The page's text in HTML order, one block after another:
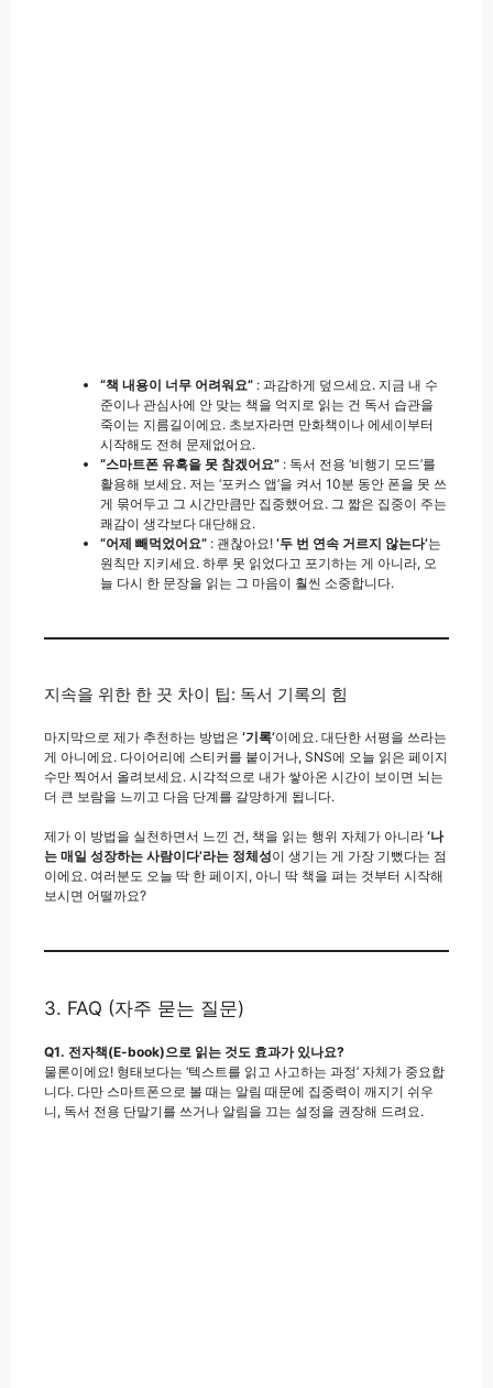
“책 내용이 너무 어려워요” : 과감하게 덮으세요. 지금 내 수
준이나 관심사에 안 맞는 책을 억지로 읽는 건 독서 습관을
죽이는 지름길이에요. 초보자라면 만화책이나 에세이부터
시작해도 전혀 문제없어요.
“스마트폰 유혹을 못 참겠어요” : 독서 전용 ‘비행기 모드’를
활용해 보세요. 저는 ‘포커스 앱’을 켜서 10분 동안 폰을 못 쓰
게 묶어두고 그 시간만큼만 집중했어요. 그 짧은 집중이 주는
쾌감이 생각보다 대단해요.
“어제 빼먹었어요” : 괜찮아요! ‘두 번 연속 거르지 않는다’는
원칙만 지키세요. 하루 못 읽었다고 포기하는 게 아니라, 오
늘 다시 한 문장을 읽는 그 마음이 훨씬 소중합니다.
지속을 위한 한 끗 차이 팁: 독서 기록의 힘
마지막으로 제가 추천하는 방법은 ‘기록’이에요. 대단한 서평을 쓰라는
게 아니에요. 다이어리에 스티커를 붙이거나, SNS에 오늘 읽은 페이지
수만 찍어서 올려보세요. 시각적으로 내가 쌓아온 시간이 보이면 뇌는
더 큰 보람을 느끼고 다음 단계를 갈망하게 됩니다.
제가 이 방법을 실천하면서 느낀 건, 책을 읽는 행위 자체가 아니라 ‘나
는 매일 성장하는 사람이다’라는 정체성이 생기는 게 가장 기뻤다는 점
이에요. 여러분도 오늘 딱 한 페이지, 아니 딱 책을 펴는 것부터 시작해
보시면 어떨까요?
3. FAQ (자주 묻는 질문)
Q1. 전자책(E-book)으로 읽는 것도 효과가 있나요?
물론이에요! 형태보다는 ‘텍스트를 읽고 사고하는 과정’ 자체가 중요합
니다. 다만 스마트폰으로 볼 때는 알림 때문에 집중력이 깨지기 쉬우
니, 독서 전용 단말기를 쓰거나 알림을 끄는 설정을 권장해 드려요.